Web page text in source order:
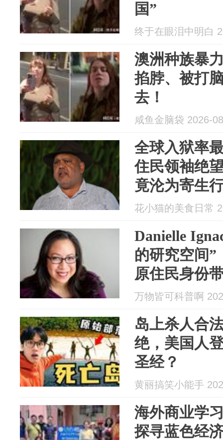
国”
终于在眼泪中明白
澳洲种族暴
掐脖、被打
去！
咸鱼金脑袋 2026-
全球入狱率
住民领袖绝
竟沦为寄生
花小猫的美食日常
Danielle
的研究空间”
原住民身份
万物皆可科普啊
岛上杀人合
绝，美国人
圣经？
黄丽搞笑小能手
海外商业学
探寻蓝色经